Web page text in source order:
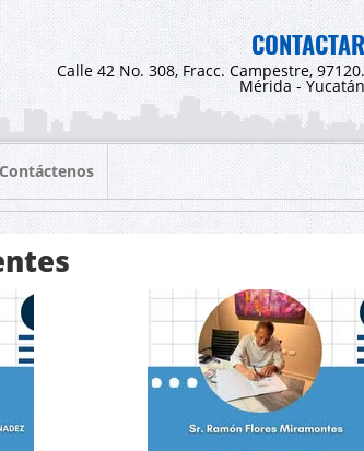
CONTACTAR
Calle 42 No. 308, Fracc. Campestre, 97120.
Mérida - Yucatán
Contáctenos